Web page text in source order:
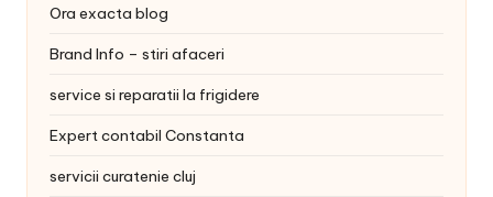
Ora exacta blog
Brand Info – stiri afaceri
service si reparatii la frigidere
Expert contabil Constanta
servicii curatenie cluj